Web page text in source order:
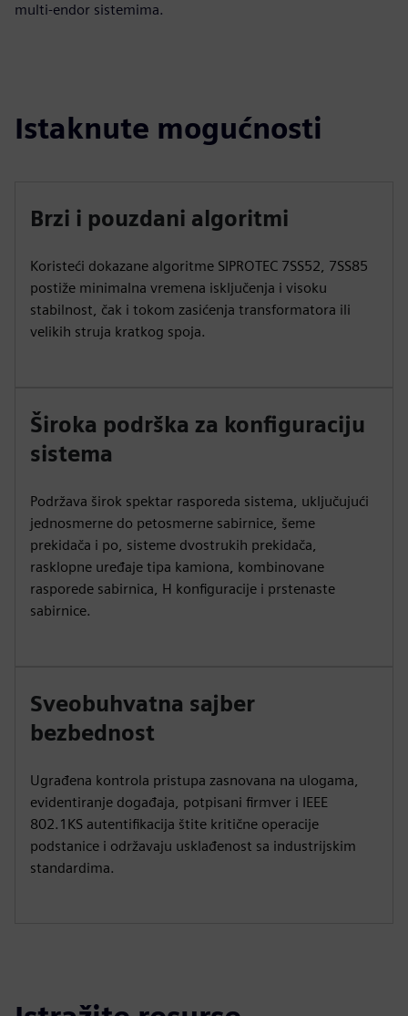
multi-endor sistemima.
Istaknute mogućnosti
Brzi i pouzdani algoritmi
Koristeći dokazane algoritme SIPROTEC 7SS52, 7SS85
postiže minimalna vremena isključenja i visoku
stabilnost, čak i tokom zasićenja transformatora ili
velikih struja kratkog spoja.
Široka podrška za konfiguraciju
sistema
Podržava širok spektar rasporeda sistema, uključujući
jednosmerne do petosmerne sabirnice, šeme
prekidača i po, sisteme dvostrukih prekidača,
rasklopne uređaje tipa kamiona, kombinovane
rasporede sabirnica, H konfiguracije i prstenaste
sabirnice.
Sveobuhvatna sajber
bezbednost
Ugrađena kontrola pristupa zasnovana na ulogama,
evidentiranje događaja, potpisani firmver i IEEE
802.1KS autentifikacija štite kritične operacije
podstanice i održavaju usklađenost sa industrijskim
standardima.